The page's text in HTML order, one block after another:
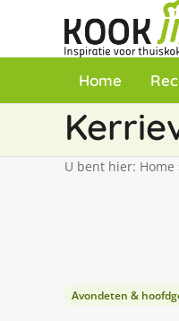
Home
U bent hier: Home
Avondeten &